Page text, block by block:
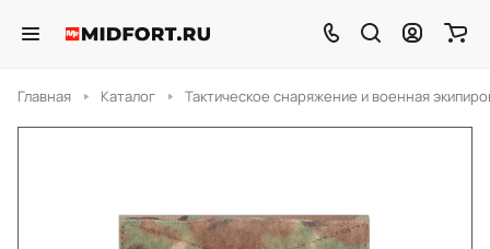
Главная Каталог Тактическое снаряжение и военная